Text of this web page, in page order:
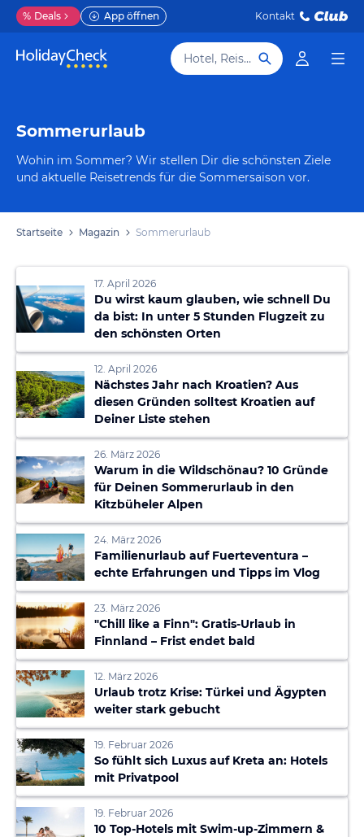
% Deals App öffnen Kontakt
Hotel, Reiseziel
Sommerurlaub
Wohin im Sommer? Wir stellen Dir die schönsten Ziele
und aktuelle Reisetrends für die Sommersaison vor.
Startseite Magazin Sommerurlaub
17. April 2026
Du wirst kaum glauben, wie schnell Du
da bist: In unter 5 Stunden Flugzeit zu
den schönsten Orten
12. April 2026
Nächstes Jahr nach Kroatien? Aus
diesen Gründen solltest Kroatien auf
Deiner Liste stehen
26. März 2026
Warum in die Wildschönau? 10 Gründe
für Deinen Sommerurlaub in den
Kitzbüheler Alpen
24. März 2026
Familienurlaub auf Fuerteventura –
echte Erfahrungen und Tipps im Vlog
23. März 2026
"Chill like a Finn": Gratis-Urlaub in
Finnland – Frist endet bald
12. März 2026
Urlaub trotz Krise: Türkei und Ägypten
weiter stark gebucht
19. Februar 2026
So fühlt sich Luxus auf Kreta an: Hotels
mit Privatpool
19. Februar 2026
10 Top-Hotels mit Swim-up-Zimmern &